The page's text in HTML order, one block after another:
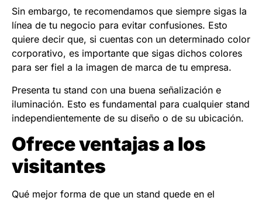
Sin embargo, te recomendamos que siempre sigas la
línea de tu negocio para evitar confusiones. Esto
quiere decir que, si cuentas con un determinado color
corporativo, es importante que sigas dichos colores
para ser fiel a la imagen de marca de tu empresa.
Presenta tu stand con una buena señalización e
iluminación. Esto es fundamental para cualquier stand
independientemente de su diseño o de su ubicación.
Ofrece ventajas a los
visitantes
Qué mejor forma de que un stand quede en el